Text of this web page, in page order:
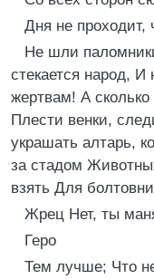
Дня не проходит,
Не шли
стекается народ,
жертвам! А
Плести венки,
украшать алтарь,
за стадом
взять Для
Жрец Нет, ты
Геро
Тем лучше; Что